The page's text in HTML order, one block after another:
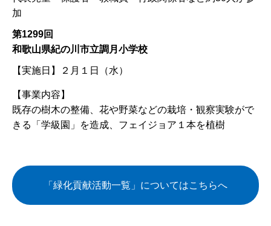
加
第1299回
和歌山県紀の川市立調月小学校
【実施日】 ２月１日（水）
【事業内容】
既存の樹木の整備、花や野菜などの栽培・観察実験がで
きる「学級園」を造成、フェイジョア１本を植樹
「緑化貢献活動一覧」についてはこちらへ